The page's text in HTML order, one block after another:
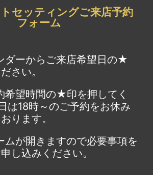
セッティングご来店予約
フォーム
ーからご来店希望日の★
さい。
望時間の★印を押してく
は18時～のご予約をお休み
ります。
が開きますので必要事項を
し込みください。